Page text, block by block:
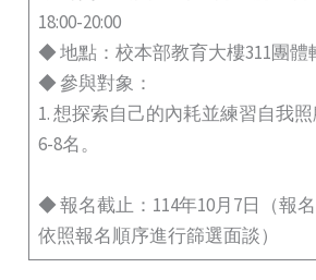
18:00-20:00
◆ 地點：校本部教育大樓311團體
◆ 參與對象：
1. 想探索自己的內耗並練習自我
6-8名。
◆ 報名截止：114年10月7日（報
依照報名順序進行篩選面談）